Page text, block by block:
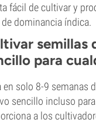
fácil de cultivar y
de dominancia índica.
semillas
para
en solo 8-9 semanas
sencillo incluso
a los